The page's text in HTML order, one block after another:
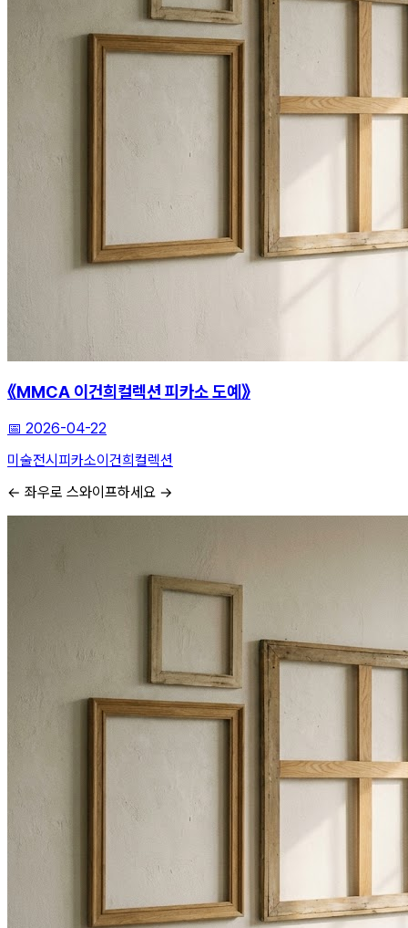
《MMCA 이건희컬렉션 피카소 도예》
📅 2026-04-22
미술전시 피카소이건희컬렉션
← 좌우로 스와이프하세요 →